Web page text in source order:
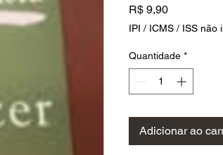
R$ 9,90Preço
IPI / ICMS / ISS não
Quantidade *
Adicionar ao